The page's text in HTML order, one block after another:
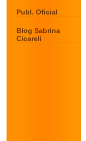
Publ. Oficial
Blog Sabrina
Cicareli